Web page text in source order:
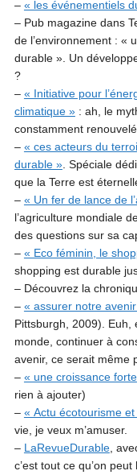
– « les événementiels
– Pub magazine dans
de l’environnement : «
durable ». Un
?
– « Initiative pour
climatique »: ah, le
constamment
– « ces acteurs du
durable ». Spéciale
que la Terre est
– « Un fer de lance de
l’agriculture mondiale
des questions sur sa
– « Eco féminin, le
shopping est durable
– Découvrez la
– « assurer notre
Pittsburgh, 2009). Euh,
monde, continuer à
avenir, ce serait même
– « une croissance
rien à ajouter)
– « Actu écotourisme
vie, je veux m’amuser.
– LaRevueDurable,
c’est tout ce qu’on